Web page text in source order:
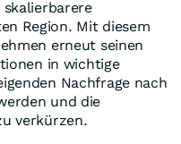
Region. Mit diesem
erneut seinen
in wichtige
Nachfrage nach
und die
verkürzen.